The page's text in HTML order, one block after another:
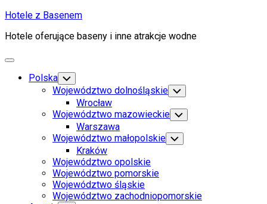
Skip
content
Hotele z Basenem
Hotele oferujące baseny i inne atrakcje wodne
Expand
Polska Toggle
Child
Menu
Województwo dolnośląskie Toggle
Child
Menu
Wrocław
Województwo mazowieckie Toggle
Child
Menu
Warszawa
Województwo małopolskie Toggle
Child
Kraków
Województwo opolskie
Województwo pomorskie
Województwo śląskie
Województwo zachodniopomorskie